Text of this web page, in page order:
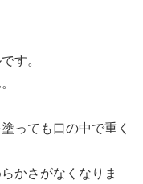
す。
っても口の中で重く
かさがなくなりま